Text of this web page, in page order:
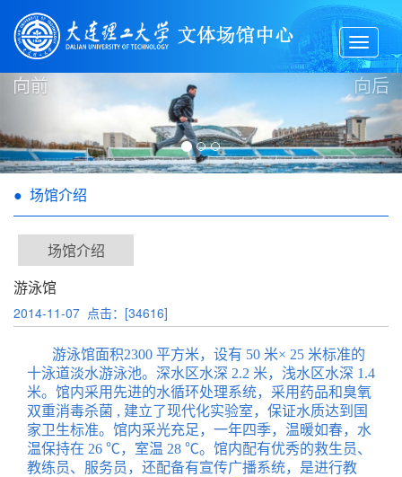
Toggle
向前 向后
● 场馆介绍
场馆介绍
游泳馆
2014-11-07 点击：[34616]
游泳馆面积2300 平方米，设有 50 米× 25 米标准的
十泳道淡水游泳池。深水区水深 2.2 米，浅水区水深 1.4
米。馆内采用先进的水循环处理系统，采用药品和臭氧
双重消毒杀菌 , 建立了现代化实验室，保证水质达到国
家卫生标准。馆内采光充足，一年四季，温暖如春，水
温保持在 26 ℃，室温 28 ℃。馆内配有优秀的救生员、
教练员、服务员，还配备有宣传广播系统，是进行教